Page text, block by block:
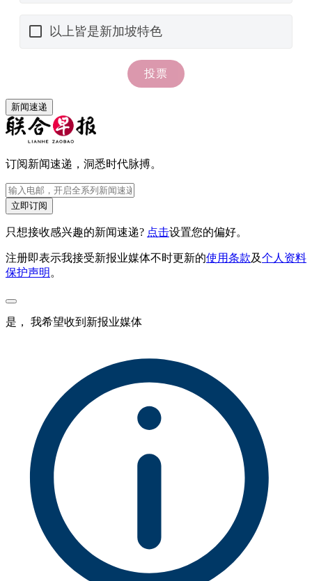
新闻速递
订阅新闻速递，洞悉时代脉搏。
立即订阅
只想接收感兴趣的新闻速递? 点击设置您的偏好。
注册即表示我接受新报业媒体不时更新的使用条款及个人资料
保护声明 。
是， 我希望收到新报业媒体